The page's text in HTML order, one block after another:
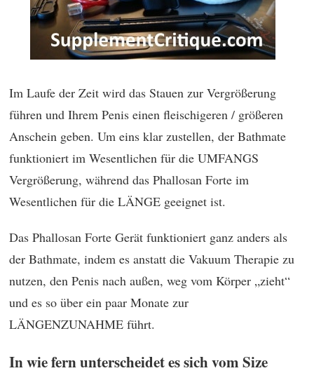
Im Laufe der Zeit wird das Stauen zur Vergrößerung
führen und Ihrem Penis einen fleischigeren / größeren
Anschein geben. Um eins klar zustellen, der Bathmate
funktioniert im Wesentlichen für die UMFANGS
Vergrößerung, während das Phallosan Forte im
Wesentlichen für die LÄNGE geeignet ist.
Das Phallosan Forte Gerät funktioniert ganz anders als
der Bathmate, indem es anstatt die Vakuum Therapie zu
nutzen, den Penis nach außen, weg vom Körper „zieht“
und es so über ein paar Monate zur
LÄNGENZUNAHME führt.
In wie fern unterscheidet es sich vom Size